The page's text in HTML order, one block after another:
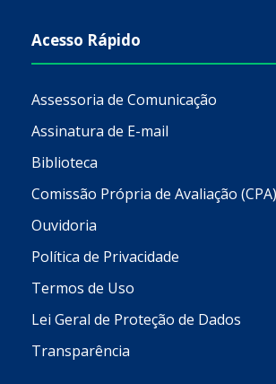
Acesso Rápido
Assessoria de Comunicação
Assinatura de E-mail
Biblioteca
Comissão Própria de Avaliação (CPA)
Ouvidoria
Política de Privacidade
Termos de Uso
Lei Geral de Proteção de Dados
Transparência